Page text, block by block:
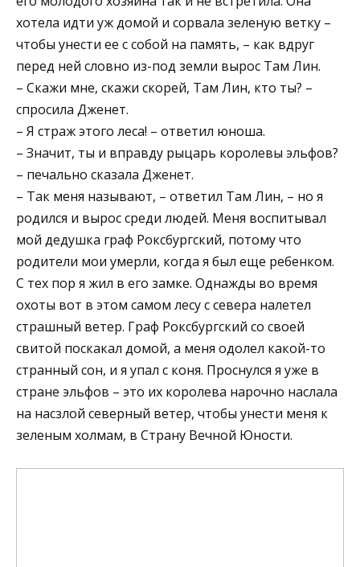
хотела идти уж домой и сорвала зеленую ветку –
чтобы унести ее с собой на память, – как вдруг
перед ней словно из-под земли вырос Там Лин.
– Скажи мне, скажи скорей, Там Лин, кто ты? –
спросила Дженет.
– Я страж этого леса! – ответил юноша.
– Значит, ты и вправду рыцарь королевы эльфов?
– печально сказала Дженет.
– Так меня называют, – ответил Там Лин, – но я
родился и вырос среди людей. Меня воспитывал
мой дедушка граф Роксбургский, потому что
родители мои умерли, когда я был еще ребенком.
С тех пор я жил в его замке. Однажды во время
охоты вот в этом самом лесу с севера налетел
страшный ветер. Граф Роксбургский со своей
свитой поскакал домой, а меня одолел какой-то
странный сон, и я упал с коня. Проснулся я уже в
стране эльфов – это их королева нарочно наслала
на насзлой северный ветер, чтобы унести меня к
зеленым холмам, в Страну Вечной Юности.